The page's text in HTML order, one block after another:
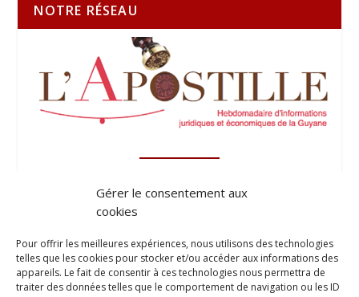
Gérer le consentement aux
cookies
Pour offrir les meilleures expériences, nous utilisons des technologies
telles que les cookies pour stocker et/ou accéder aux informations des
appareils. Le fait de consentir à ces technologies nous permettra de
traiter des données telles que le comportement de navigation ou les ID
NOTRE RÉSEAU